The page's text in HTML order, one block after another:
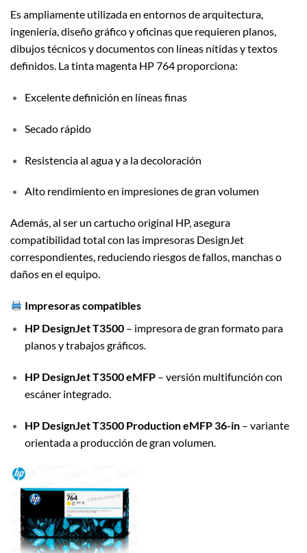
Es ampliamente utilizada en entornos de arquitectura,
ingeniería, diseño gráfico y oficinas que requieren planos,
dibujos técnicos y documentos con líneas nítidas y textos
definidos. La tinta magenta HP 764 proporciona:
Excelente definición en líneas finas
Secado rápido
Resistencia al agua y a la decoloración
Alto rendimiento en impresiones de gran volumen
Además, al ser un cartucho original HP, asegura
compatibilidad total con las impresoras DesignJet
correspondientes, reduciendo riesgos de fallos, manchas o
daños en el equipo.
Impresoras compatibles
HP DesignJet T3500– impresora de gran formato para
planos y trabajos gráficos.
HP DesignJet T3500 eMFP– versión multifunción con
escáner integrado.
HP DesignJet T3500 Production eMFP 36-in– variante
orientada a producción de gran volumen.